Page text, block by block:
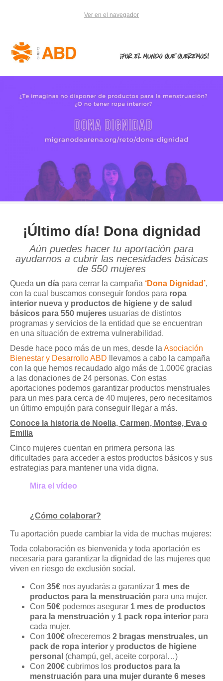
Ver en el navegador
¡Último día! Dona dignidad
Aún puedes hacer tu aportación para
ayudarnos a cubrir las necesidades básicas
de 550 mujeres
Queda un día para cerrar la campaña ‘Dona Dignidad’,
con la cual buscamos conseguir fondos para ropa
interior nueva y productos de higiene y de salud
básicos para 550 mujeres usuarias de distintos
programas y servicios de la entidad que se encuentran
en una situación de extrema vulnerabilidad.
Desde hace poco más de un mes, desde la Asociación
Bienestar y Desarrollo ABD
llevamos a cabo la campaña
con la que hemos recaudado algo más de 1.000€ gracias
a las donaciones de 24 personas. Con estas
aportaciones podemos garantizar productos menstruales
para un mes para cerca de 40 mujeres, pero necesitamos
un último empujón para conseguir llegar a más.
Conoce la historia de Noelia, Carmen, Montse, Eva o
Emilia
Cinco mujeres cuentan en primera persona las
dificultades para acceder a estos productos básicos y sus
estrategias para mantener una vida digna.
Mira el vídeo
¿Cómo colaborar?
Tu aportación puede cambiar la vida de muchas mujeres:
Toda colaboración es bienvenida y toda aportación es
necesaria para garantizar la dignidad de las mujeres que
viven en riesgo de exclusión social.
Con 35€ nos ayudarás a garantizar 1 mes de
productos para la menstruación para una mujer.
Con 50€ podemos asegurar 1 mes de productos
para la menstruación y 1 pack ropa interior para
cada mujer.
Con 100€ ofreceremos 2 bragas menstruales, un
pack de ropa interior y productos de higiene
personal (champú, gel, aceite corporal…)
Con 200€ cubrimos los productos para la
menstruación para una mujer durante 6 meses